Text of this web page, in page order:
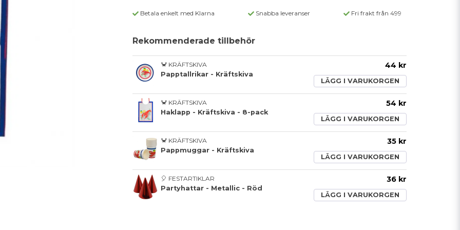
Betala enkelt med Klarna Snabba leveranser Fri frakt från 499
Rekommenderade tillbehör
🦀 KRÄFTSKIVA
Papptallrikar - Kräftskiva
44 kr
LÄGG I VARUKORGEN
🦀 KRÄFTSKIVA
Haklapp - Kräftskiva - 8-pack
54 kr
LÄGG I VARUKORGEN
🦀 KRÄFTSKIVA
Pappmuggar - Kräftskiva
35 kr
LÄGG I VARUKORGEN
🎈 FESTARTIKLAR
Partyhattar - Metallic - Röd
36 kr
LÄGG I VARUKORGEN